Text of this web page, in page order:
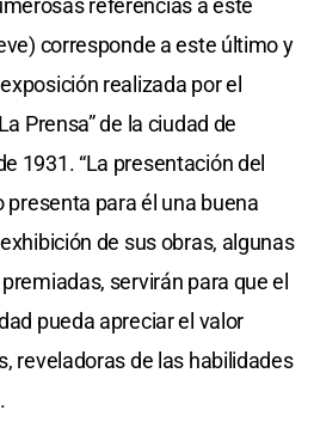
corresponde a este último y
realizada por el
Prensa” de la ciudad de
1931. “La presentación del
presenta para él una buena
de sus obras, algunas
servirán para que el
pueda apreciar el valor
reveladoras de las habilidades